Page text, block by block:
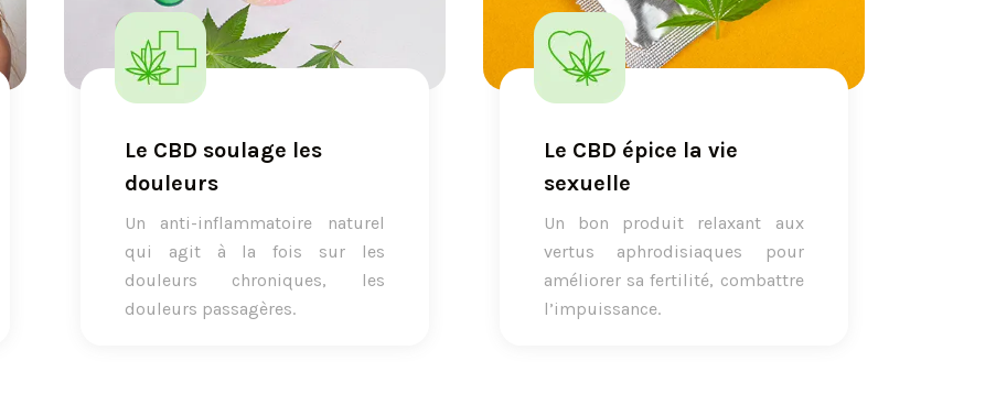
Le CBD soulage les
douleurs
Un anti-inflammatoire naturel
qui agit à la fois sur les
douleurs chroniques, les
douleurs passagères.
Le CBD épice la vie
sexuelle
Un bon produit relaxant aux
vertus aphrodisiaques pour
améliorer sa fertilité, combattre
l’impuissance.